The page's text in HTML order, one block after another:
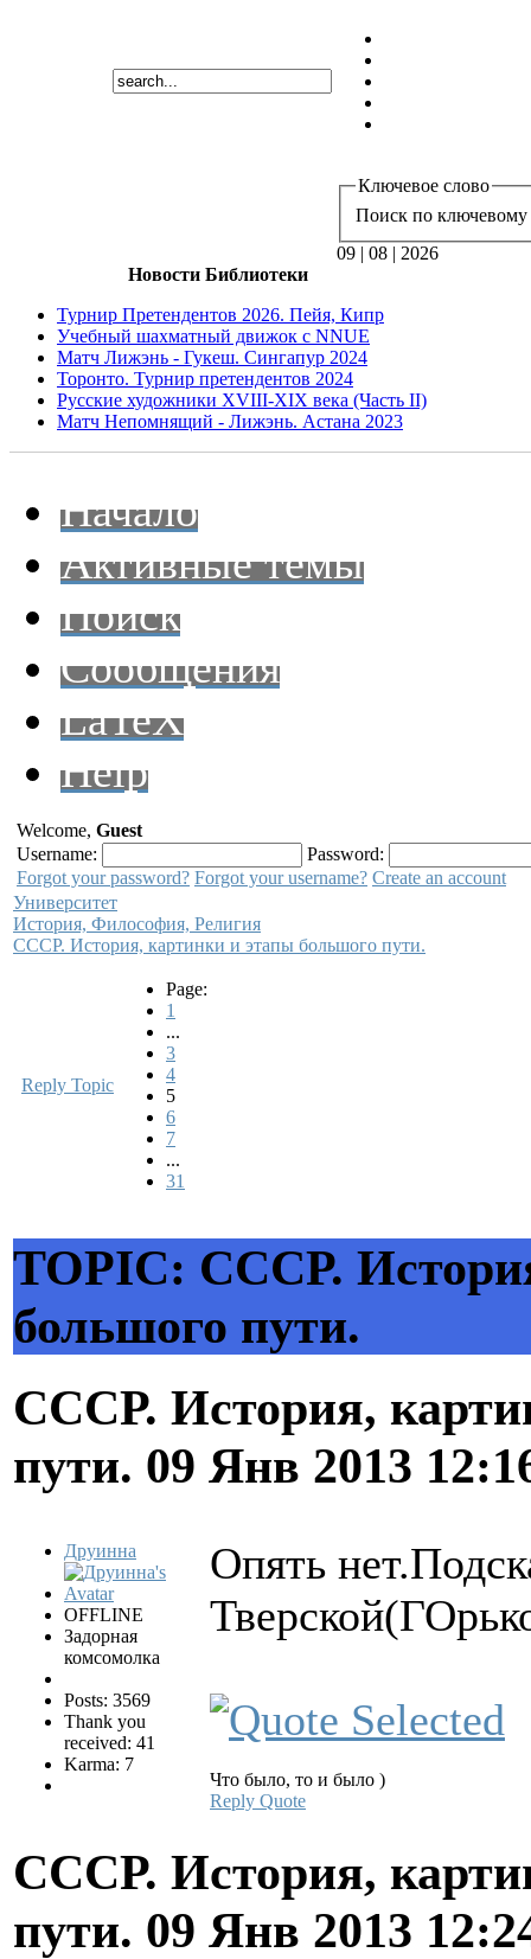
Ключевое слово
Поиск по ключевому
09 | 08 | 2026
Новости Библиотеки
Турнир Претендентов 2026. Пейя, Кипр
Учебный шахматный движок с NNUE
Матч Лижэнь - Гукеш. Сингапур 2024
Торонто. Турнир претендентов 2024
Русские художники XVIII-XIX века (Часть II)
Матч Непомнящий - Лижэнь. Астана 2023
Начало
Активные темы
Поиск
Сообщения
LaTeX
Help
Welcome, Guest
Username:
Password:
Forgot your password? Forgot your username? Create an account
Университет
История, Философия, Религия
СССР. История, картинки и этапы большого пути.
Reply Topic
Page:
1
...
3
4
5
6
7
...
31
TOPIC: СССР.
большого пути.
СССР. История,
пути. 09 Янв 2013
Друинна
OFFLINE
Задорная
комсомолка
Posts: 3569
Thank you
received: 41
Karma: 7
Опять
Что было, то и было )
Reply Quote
СССР. История,
пути. 09 Янв 2013